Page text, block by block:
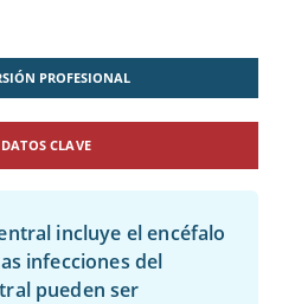
PROFESIONAL
DATOS CLAVE
incluye el encéfalo
infecciones del
pueden ser